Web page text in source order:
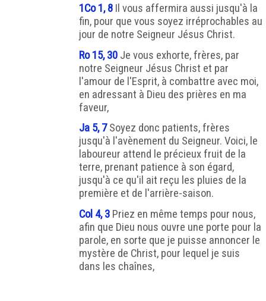
1Co 1, 8 Il vous affermira aussi jusqu'à la
fin, pour que vous soyez irréprochables au
jour de notre Seigneur Jésus Christ.
Ro 15, 30 Je vous exhorte, frères, par
notre Seigneur Jésus Christ et par
l'amour de l'Esprit, à combattre avec moi,
en adressant à Dieu des prières en ma
faveur,
Ja 5, 7Soyez donc patients, frères
jusqu'à l'avènement du Seigneur. Voici, le
laboureur attend le précieux fruit de la
terre, prenant patience à son égard,
jusqu'à ce qu'il ait reçu les pluies de la
première et de l'arrière-saison.
Col 4, 3 Priez en même temps pour nous,
afin que Dieu nous ouvre une porte pour la
parole, en sorte que je puisse annoncer le
mystère de Christ, pour lequel je suis
dans les chaînes,